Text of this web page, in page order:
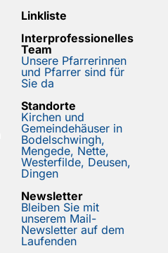
Linkliste
Interprofessionelles
Team
Unsere Pfarrerinnen
und Pfarrer sind für
Sie da
Standorte
Kirchen und
Gemeindehäuser in
Bodelschwingh,
Mengede, Nette,
Westerfilde, Deusen,
Dingen
Newsletter
Bleiben Sie mit
unserem Mail-
Newsletter auf dem
Laufenden